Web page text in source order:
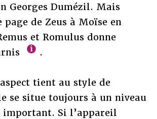
Georges Dumézil. Mais
page de Zeus à Moïse en
et Romulus donne
.
tient au style de
se situe toujours à un niveau
important. Si l’appareil